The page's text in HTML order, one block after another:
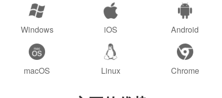
Windows iOS Android
macOS Linux Chrome